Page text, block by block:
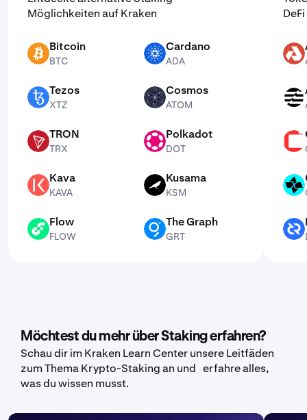
Möglichkeiten auf Kraken
BTC Bitcoin
BTC
ADA Cardano
ADA
XTZ Tezos
XTZ
ATOM Cosmos
ATOM
TRX TRON
TRX
Polkadot
DOT
KAVA Kava
KAVA
KSM Kusama
KSM
FLOW Flow
FLOW
GRT The Graph
GRT
AKT
APT
CTSI
DCR
Möchtest du mehr über Staking erfahren?
Schau dir im Kraken Learn Center unsere Leitfäden
zum Thema Krypto-Staking an und erfahre alles,
was du wissen musst.